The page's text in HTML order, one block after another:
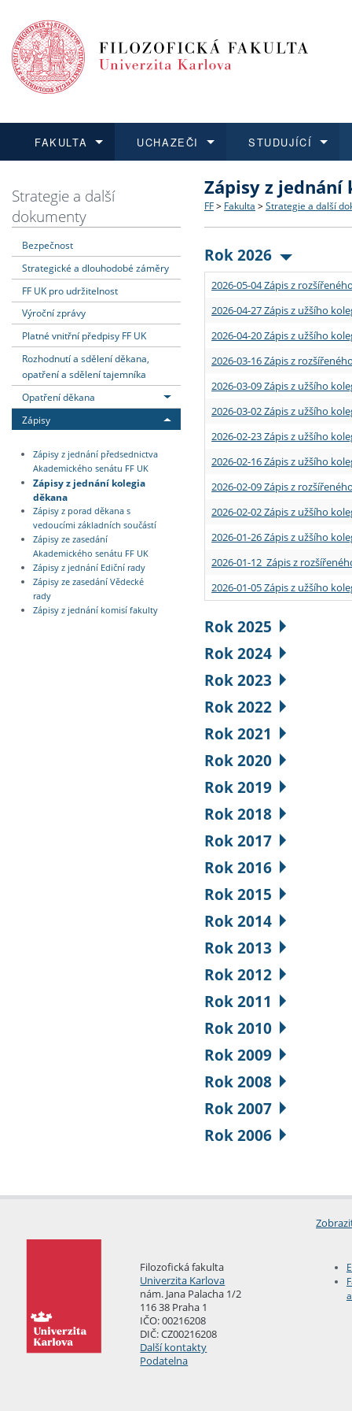
FAKULTA
Dozvědět se více
Struktura a historie
Strategie a další
Podpora a benefity pro
Absolventi fakulty
UCHAZEČI
Podat přihlášku
Co studovat a jak se
Učitelské studijní
Informace k průběhu
STUDUJÍCÍ
Dozvědět se více
Bakalářské a magisterské
Doktorské studium
Rigorózní řízení
Dozvědět se více
O vědě a výzkumu na FF
Akademické kvalifikace
Granty a projekty
Dozvědět se více
Aktuální nabídky a
Vyjíždějící studenti
Přijíždějící studenti
Vyjíždějící zaměstnanci
Strategie a další
dokumenty
Bezpečnost
Strategické a dlouhodobé záměry
FF UK pro udržitelnost
Výroční zprávy
Platné vnitřní předpisy FF UK
Rozhodnutí a sdělení děkana,
opatření a sdělení tajemníka
Opatření děkana
Zápisy
Zápisy z jednání předsednictva
Akademického senátu FF UK
Zápisy z jednání kolegia
děkana
Zápisy z porad děkana s
vedoucími základních součástí
Zápisy ze zasedání
Akademického senátu FF UK
Zápisy z jednání Ediční rady
Zápisy ze zasedání Vědecké
rady
Zápisy z jednání komisí fakulty
Zápisy z jednání
FF > Fakulta > Strategie a další
Rok 2026
2026-05-04 Zápis z
2026-04-27 Zápis z užšího
2026-04-20 Zápis z užšího
2026-03-16 Zápis z
2026-03-09 Zápis z užšího
2026-03-02 Zápis z užšího
2026-02-23 Zápis z užšího
2026-02-16 Zápis z užšího
2026-02-09 Zápis z
2026-02-02 Zápis z užšího
2026-01-26 Zápis z užšího
2026-01-12 Zápis z
2026-01-05 Zápis z užšího
Rok 2025
Rok 2024
Rok 2023
Rok 2022
Rok 2021
Rok 2020
Rok 2019
Rok 2018
Rok 2017
Rok 2016
Rok 2015
Rok 2014
Rok 2013
Rok 2012
Rok 2011
Rok 2010
Rok 2009
Rok 2008
Rok 2007
Rok 2006
Filozofická fakulta
Univerzita Karlova
nám. Jana Palacha 1/2
116 38 Praha 1
IČO: 00216208
DIČ: CZ00216208
Další kontakty
Podatelna